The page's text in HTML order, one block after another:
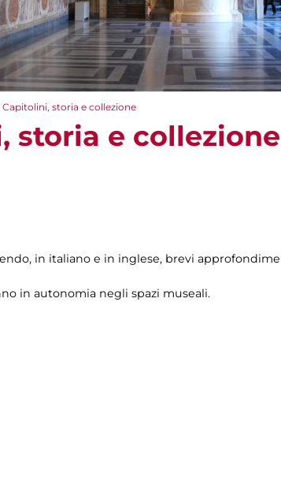
Capitolini, storia e collezione
storia e collezione
in italiano e in inglese, brevi
in autonomia negli spazi museali.